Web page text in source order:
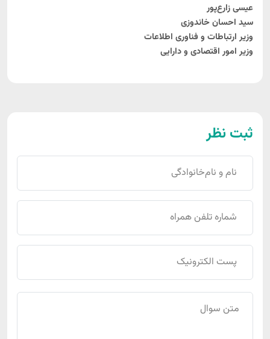
عیسی زارع‌پور
سید احسان خاندوزی
وزیر ارتباطات و فناوری اطلاعات
وزیر امور اقتصادی و دارایی
ثبت نظر